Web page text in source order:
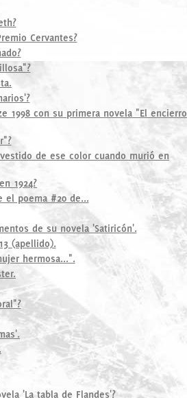
Cervantes?
1998 con su primera novela "El encierro
de ese color cuando murió en
1924?
el poema #20 de...
de su novela 'Satiricón'.
(apellido).
hermosa...".
'La tabla de Flandes'?